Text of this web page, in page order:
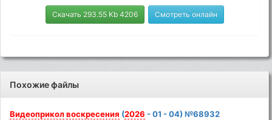
Скачать 293.55 Kb 4206 Смотреть онлайн
Похожие файлы
Видеоприкол воскресения (2026 - 01 - 04) №68932